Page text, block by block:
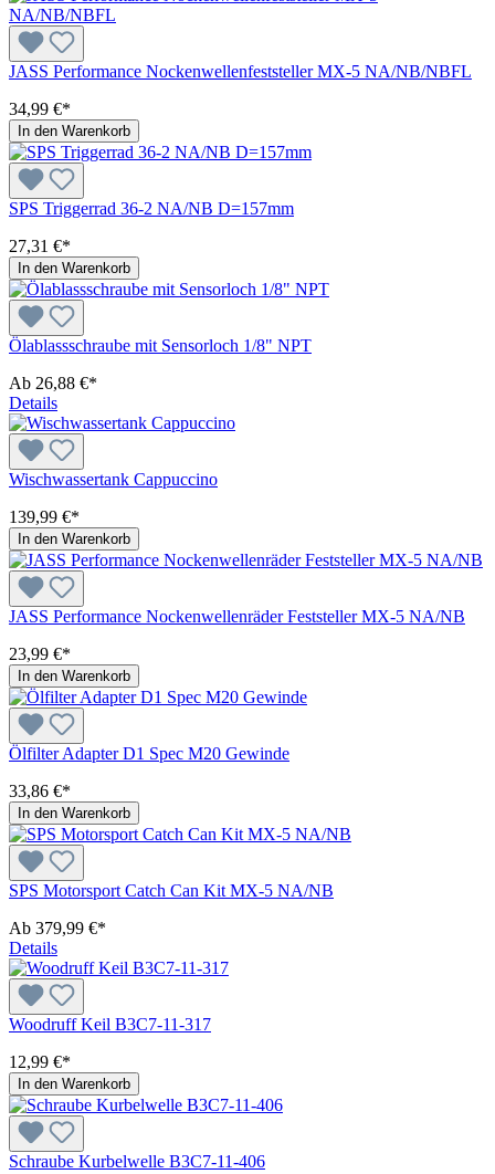
JASS Performance Nockenwellenfeststeller MX-5 NA/NB/NBFL
34,99 €*
In den Warenkorb
SPS Triggerrad 36-2 NA/NB D=157mm
27,31 €*
In den Warenkorb
Ölablassschraube mit Sensorloch 1/8" NPT
Ab 26,88 €*
Details
Wischwassertank Cappuccino
139,99 €*
In den Warenkorb
JASS Performance Nockenwellenräder Feststeller MX-5 NA/NB
23,99 €*
In den Warenkorb
Ölfilter Adapter D1 Spec M20 Gewinde
33,86 €*
In den Warenkorb
SPS Motorsport Catch Can Kit MX-5 NA/NB
Ab 379,99 €*
Details
Woodruff Keil B3C7-11-317
12,99 €*
In den Warenkorb
Schraube Kurbelwelle B3C7-11-406